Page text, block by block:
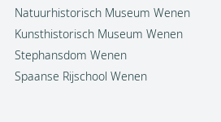
Natuurhistorisch Museum Wenen
Kunsthistorisch Museum Wenen
Stephansdom Wenen
Spaanse Rijschool Wenen